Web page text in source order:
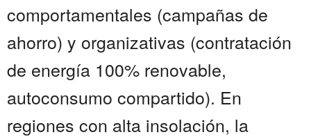
comportamentales (campañas de
ahorro) y organizativas (contratación
de energía 100% renovable,
autoconsumo compartido). En
regiones con alta insolación, la